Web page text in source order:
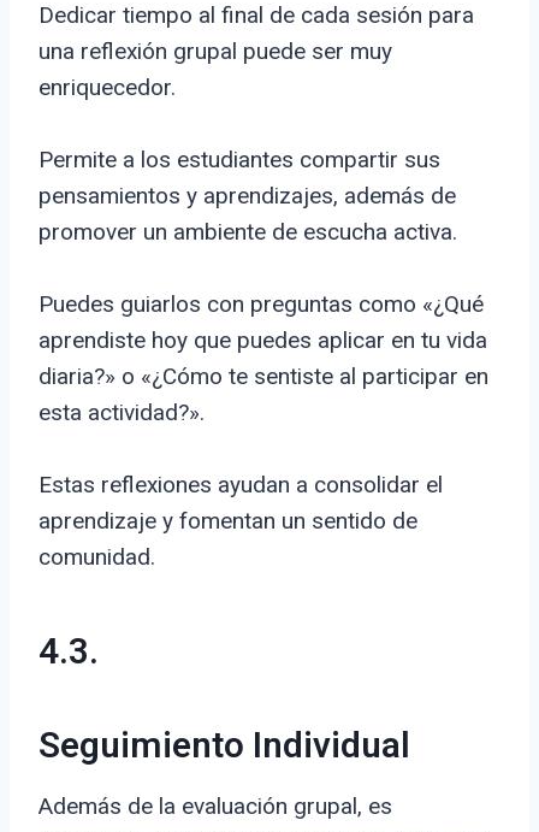
Dedicar tiempo al final de cada sesión para
una reflexión grupal puede ser muy
enriquecedor.
Permite a los estudiantes compartir sus
pensamientos y aprendizajes, además de
promover un ambiente de escucha activa.
Puedes guiarlos con preguntas como «¿Qué
aprendiste hoy que puedes aplicar en tu vida
diaria?» o «¿Cómo te sentiste al participar en
esta actividad?».
Estas reflexiones ayudan a consolidar el
aprendizaje y fomentan un sentido de
comunidad.
4.3.
Seguimiento Individual
Además de la evaluación grupal, es